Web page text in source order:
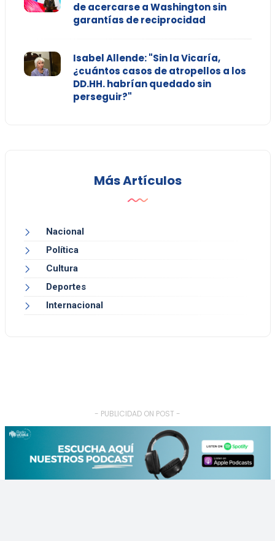
de acercarse a Washington sin
garantías de reciprocidad
Isabel Allende: "Sin la Vicaría,
¿cuántos casos de atropellos a los
DD.HH. habrían quedado sin
perseguir?"
Más Artículos
Nacional
Política
Cultura
Deportes
Internacional
- PUBLICIDAD ON POST -